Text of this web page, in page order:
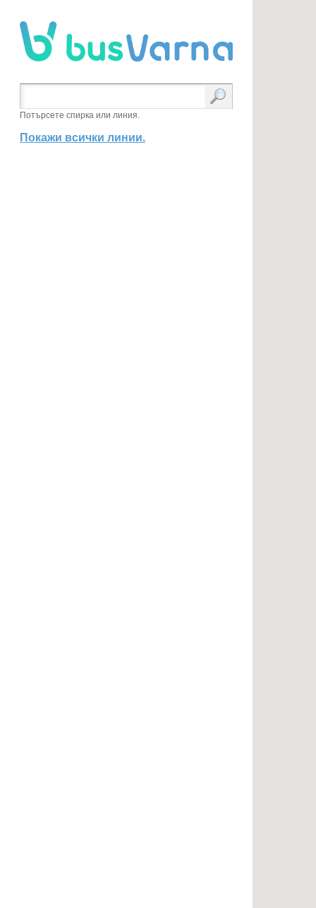
Потърсете спирка или линия.
Покажи всички линии.